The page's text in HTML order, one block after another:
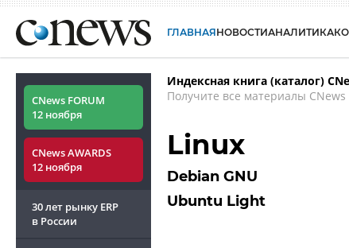
ГЛАВНАЯНОВОСТИАНАЛИТИКА
CNews FORUM
12 ноября
CNews AWARDS
12 ноября
30 лет рынку ERP
в России
Индексная книга (каталог)
Получите все материалы
Linux
Debian GNU
Ubuntu Light